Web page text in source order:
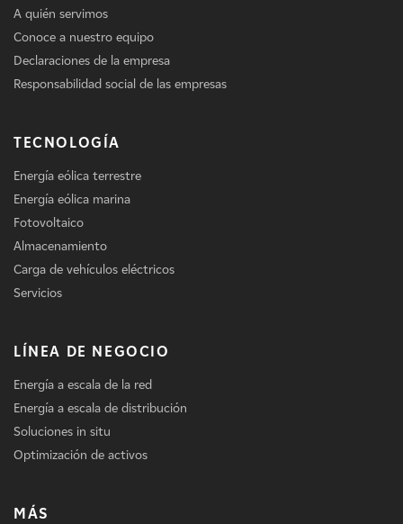
A quién servimos
Conoce a nuestro equipo
Declaraciones de la empresa
Responsabilidad social de las empresas
TECNOLOGÍA
Energía eólica terrestre
Energía eólica marina
Fotovoltaico
Almacenamiento
Carga de vehículos eléctricos
Servicios
LÍNEA DE NEGOCIO
Energía a escala de la red
Energía a escala de distribución
Soluciones in situ
Optimización de activos
MÁS